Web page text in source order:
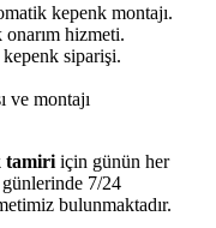
kepenk montajı.
hizmeti.
siparişi.
ve montajı
tamiri için günün her
7/24
bulunmaktadır.